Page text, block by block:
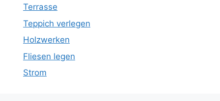
Terrasse
Teppich verlegen
Holzwerken
Fliesen legen
Strom